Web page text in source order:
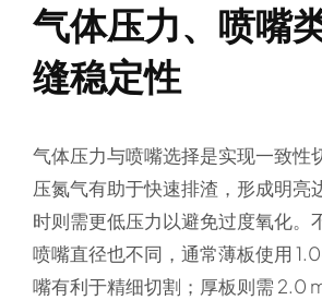
气体压力、喷嘴
缝稳定性
气体压力与喷嘴选择是实现一致性
压氮气有助于快速排渣，形成明亮
时则需更低压力以避免过度氧化。
喷嘴直径也不同，通常薄板使用
嘴有利于精细切割；厚板则需 2.0